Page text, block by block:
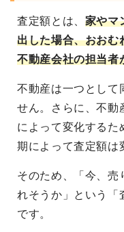
査定額とは、 家やマ
出した場合、おおむ
不動産会社の担当者
不動産は一つとして
せん。さらに、不動
によって変化するた
期によって査定額は
そのため、「今、売
れそうか」という「
です。